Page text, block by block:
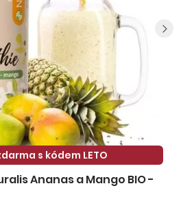
s kódem LETO
Ananas a Mango BIO -